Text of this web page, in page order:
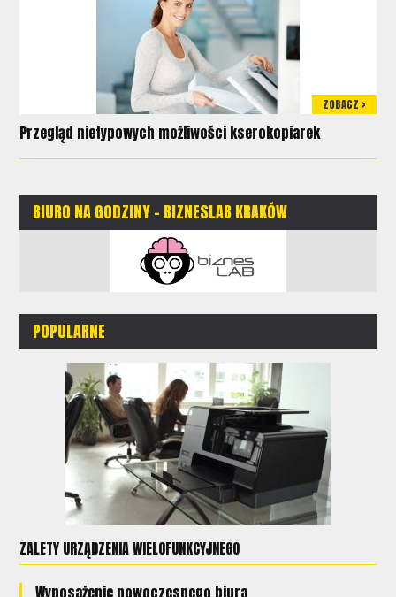
ZOBACZ >
Przegląd nietypowych możliwości kserokopiarek
BIURO NA GODZINY - BIZNESLAB KRAKÓW
POPULARNE
ZALETY URZĄDZENIA WIELOFUNKCYJNEGO
Wyposażenie nowoczesnego biura